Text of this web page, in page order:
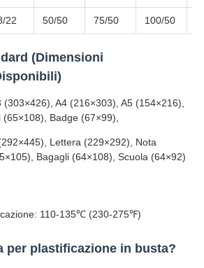
22 50/50 75/50 100/50
(Dimensioni
(303×426), A4 (216×303), A5 (154×216),
Badge (67×99),
Lettera (229×292), Nota
Bagagli (64×108), Scuola (64×92)
110-135℃ (230-275℉)
per plastificazione in busta?